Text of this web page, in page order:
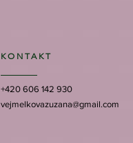
KONTAKT
+420 606 142 930
vejmelkovazuzana@gmail.com